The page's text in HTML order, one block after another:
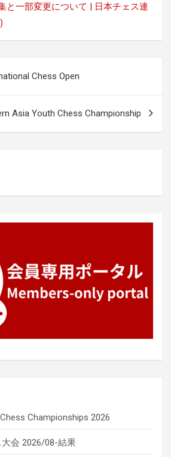
と一部変更について | 日本チェス連
Chess Open
Asia Youth Chess Championship
Championships 2026
会 2026/08-結果